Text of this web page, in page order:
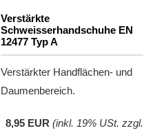
Verstärkte
Schweisserhandschuhe EN
12477 Typ A
Verstärkter Handflächen- und
Daumenbereich.
8,95 EUR (inkl. 19% USt. zzgl.